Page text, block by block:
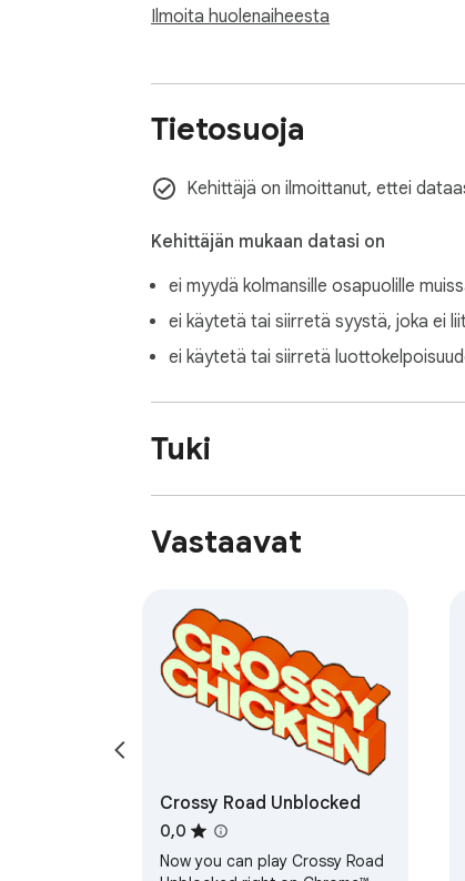
Ilmoita huolenaiheesta
Tietosuoja
Kehittäjä on ilmoittanut, ettei
Kehittäjän mukaan datasi on
ei myydä kolmansille osapuolille
ei käytetä tai siirretä syystä, joka ei
ei käytetä tai siirretä
Tuki
Vastaavat
Crossy Road Unblocked
0,0
Now you can play Crossy Road